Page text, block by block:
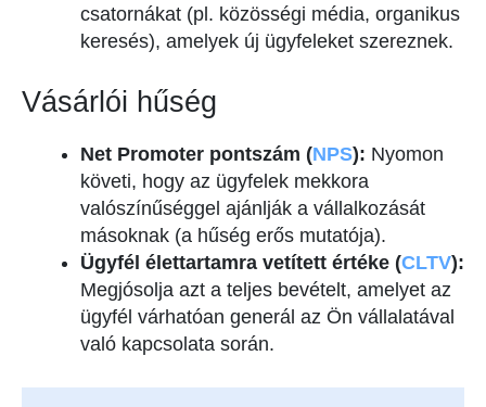
csatornákat (pl. közösségi média, organikus
keresés), amelyek új ügyfeleket szereznek.
Vásárlói hűség
Net Promoter pontszám (NPS): Nyomon
követi, hogy az ügyfelek mekkora
valószínűséggel ajánlják a vállalkozását
másoknak (a hűség erős mutatója).
Ügyfél élettartamra vetített értéke (CLTV):
Megjósolja azt a teljes bevételt, amelyet az
ügyfél várhatóan generál az Ön vállalatával
való kapcsolata során.